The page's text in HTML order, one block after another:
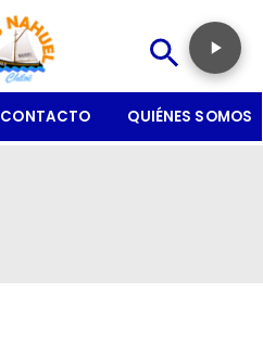
CONTACTO QUIÉNES SOMOS